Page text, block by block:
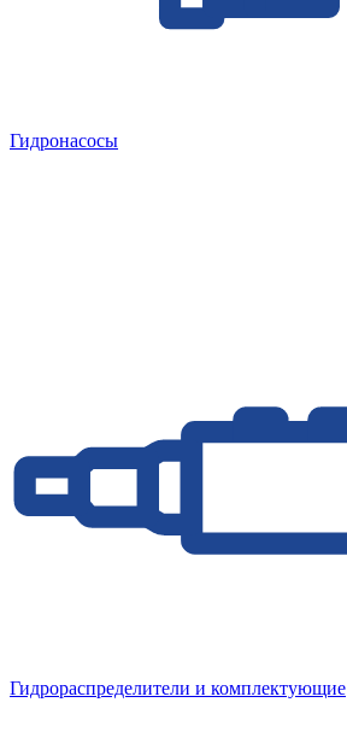
Гидронасосы
Гидрораспределители и комплектующие